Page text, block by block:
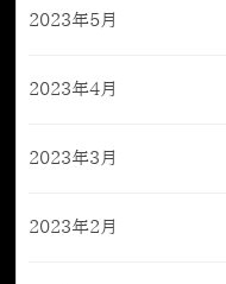
2023年5月
2023年4月
2023年3月
2023年2月